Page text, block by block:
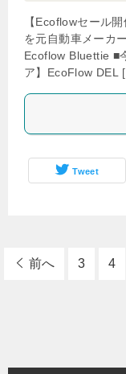
【Ecoflowセール
を元自動車メーカ
Ecoflow Bluettie ■
ア】EcoFlow DEL
Tweet
前へ 3 4